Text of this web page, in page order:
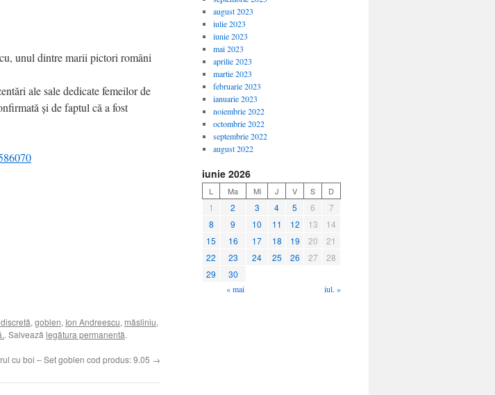
unul dintre marii pictori români
ale sale dedicate femeilor de
și de faptul că a fost
, goblen, Ion Andreescu, măsliniu,
. Salvează legătura permanentă.
cu boi – Set goblen cod produs: 9.05 →
august 2023
iulie 2023
iunie 2023
mai 2023
aprilie 2023
martie 2023
februarie 2023
ianuarie 2023
noiembrie 2022
octombrie 2022
septembrie 2022
august 2022
iunie 2026
L Ma Mi J V S D
1 2 3 4 5 6
7
8
9 10 11 12 13
14
15
16 17 18 19 20
21
22
23 24 25 26 27
28
29
30
« mai iul. »